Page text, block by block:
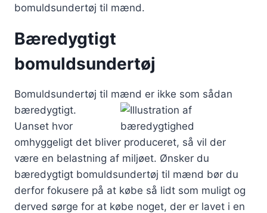
bomuldsundertøj til mænd.
Bæredygtigt
bomuldsundertøj
Bomuldsundertøj til mænd er ikke som sådan
bæredygtigt.
Uanset hvor
omhyggeligt det bliver produceret, så vil der
være en belastning af miljøet. Ønsker du
bæredygtigt bomuldsundertøj til mænd bør du
derfor fokusere på at købe så lidt som muligt og
derved sørge for at købe noget, der er lavet i en